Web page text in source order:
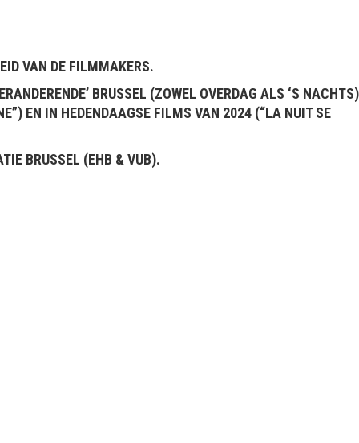
VAN DE FILMMAKERS.
BRUSSEL (ZOWEL OVERDAG ALS ‘S NACHTS)
EN IN HEDENDAAGSE FILMS VAN 2024 (“LA NUIT SE
BRUSSEL (EHB & VUB).